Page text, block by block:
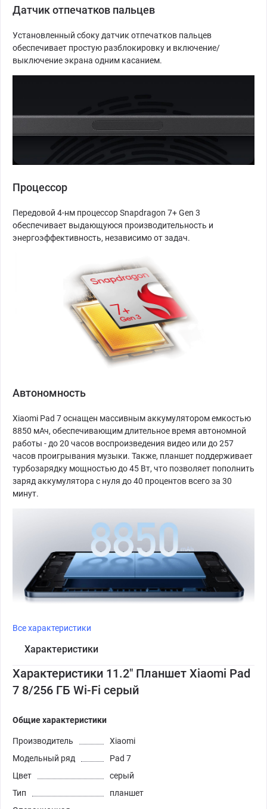
Датчик отпечатков пальцев
Установленный сбоку датчик отпечатков пальцев
обеспечивает простую разблокировку и включение/
выключение экрана одним касанием.
Процессор
Передовой 4-нм процессор Snapdragon 7+ Gen 3
обеспечивает выдающуюся производительность и
энергоэффективность, независимо от задач.
Автономность
Xiaomi Pad 7 оснащен массивным аккумулятором емкостью
8850 мАч, обеспечивающим длительное время автономной
работы - до 20 часов воспроизведения видео или до 257
часов проигрывания музыки. Также, планшет поддерживает
турбозарядку мощностью до 45 Вт, что позволяет пополнить
заряд аккумулятора с нуля до 40 процентов всего за 30
минут.
Все характеристики
Характеристики
Характеристики 11.2" Планшет Xiaomi Pad
7 8/256 ГБ Wi-Fi серый
Общие характеристики
Производитель
Xiaomi
Модельный ряд
Pad 7
Цвет
серый
Тип
планшет